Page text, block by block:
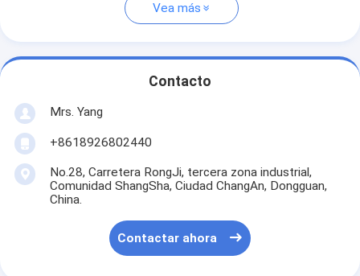
Vea más
Contacto
Mrs. Yang
+8618926802440
No.28, Carretera RongJi, tercera zona industrial,
Comunidad ShangSha, Ciudad ChangAn, Dongguan,
China.
Contactar ahora